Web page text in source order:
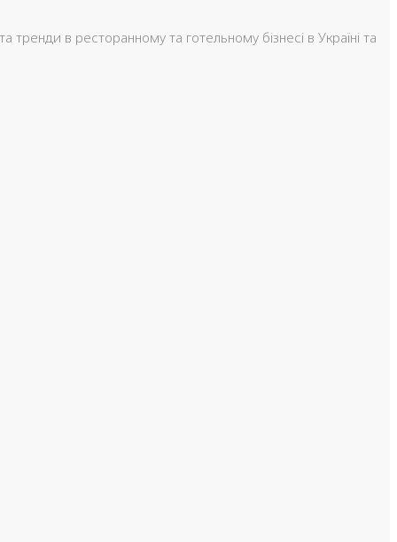
тренди в ресторанному та готельному бізнесі в Україні та